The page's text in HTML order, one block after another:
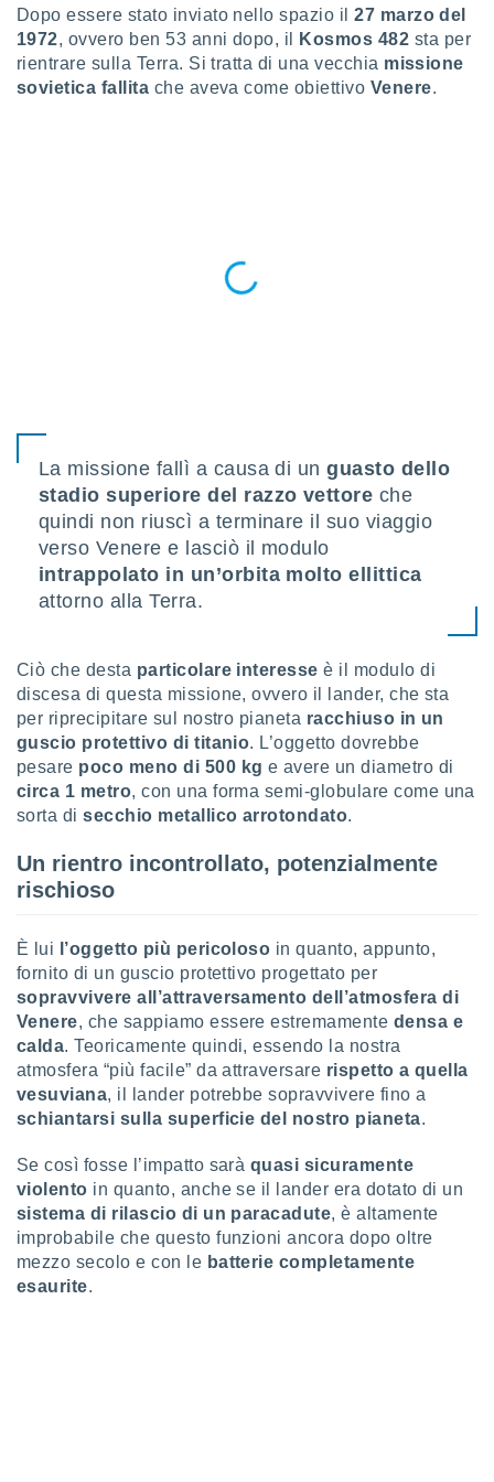
è
al sito
di
nella
cookie
il tuo
a piè
del
web.
dei
ad
al
web
In
che
per
nel
Dopo essere stato inviato nello spazio il27 marzo del
1972, ovvero ben 53 anni dopo, il Kosmos 482 sta per
rientrare sulla Terra. Si tratta di una vecchia missione
sovietica fallita che aveva come obiettivo Venere.
La missione fallì a causa di unguasto dello
stadio superiore del razzo vettore che
quindi non riuscì a terminare il suo viaggio
verso Venere e lasciò il modulo
intrappolato in un’orbita molto ellittica
attorno alla Terra.
Ciò che desta particolare interesse è il modulo di
discesa di questa missione, ovvero il lander, che sta
per riprecipitare sul nostro pianeta racchiuso in un
guscio protettivo di titanio. L’oggetto dovrebbe
pesare poco meno di 500 kg e avere un diametro di
circa 1 metro, con una forma semi-globulare come una
sorta disecchio metallico arrotondato.
Un rientro incontrollato, potenzialmente
rischioso
È lui l’oggetto più pericoloso in quanto, appunto,
fornito di un guscio protettivo progettato per
sopravvivere all’attraversamento dell’atmosfera di
Venere, che sappiamo essere estremamente densa e
calda. Teoricamente quindi, essendo la nostra
atmosfera “più facile” da attraversare rispetto a quella
vesuviana, il lander potrebbe sopravvivere fino a
schiantarsi sulla superficie del nostro pianeta.
Se così fosse l’impatto sarà quasi sicuramente
violento in quanto, anche se il lander era dotato di un
sistema di rilascio di un paracadute, è altamente
improbabile che questo funzioni ancora dopo oltre
mezzo secolo e con le batterie completamente
esaurite.